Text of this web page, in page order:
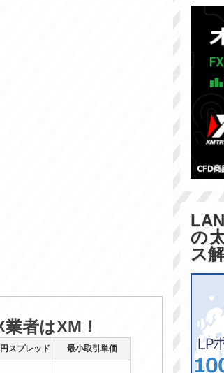
者はXM！
円スプレッド 最小取引単価
の
ス